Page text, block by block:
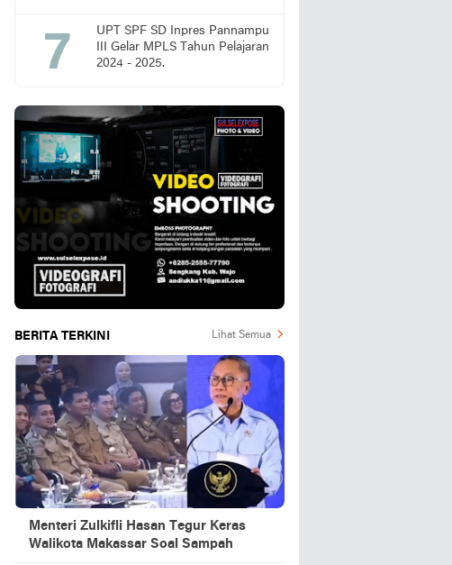
Stunting
UPT SPF SD Inpres Pannampu
III Gelar MPLS Tahun Pelajaran
2024 - 2025.
BERITA TERKINI Lihat Semua
Menteri Zulkifli Hasan Tegur Keras
Walikota Makassar Soal Sampah